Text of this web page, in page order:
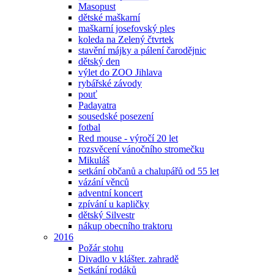
Masopust
dětské maškarní
maškarní josefovský ples
koleda na Zelený čtvrtek
stavění májky a pálení čarodějnic
dětský den
výlet do ZOO Jihlava
rybářské závody
pouť
Padayatra
sousedské posezení
fotbal
Red mouse - výročí 20 let
rozsvěcení vánočního stromečku
Mikuláš
setkání občanů a chalupářů od 55 let
vázání věnců
adventní koncert
zpívání u kapličky
dětský Silvestr
nákup obecního traktoru
2016
Požár stohu
Divadlo v klášter. zahradě
Setkání rodáků